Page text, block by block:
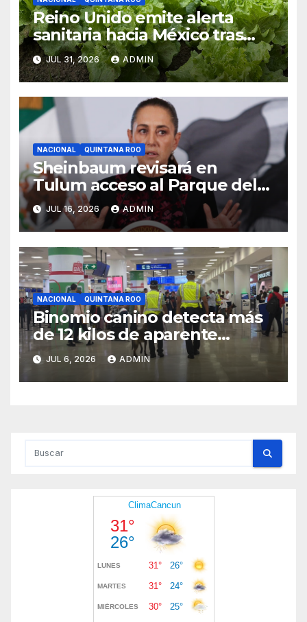
Reino Unido emite alerta
sanitaria hacia México tras
aumento de cuadros de
diarrea explosiva en turistas
JUL 31, 2026 ADMIN
NACIONAL QUINTANA ROO
Sheinbaum revisará en
Tulum acceso al Parque del
Jaguar, sargazo y Tren Maya
de carga
JUL 16, 2026 ADMIN
NACIONAL QUINTANA ROO
Binomio canino detecta más
de 12 kilos de aparente
cocaína en el Aeropuerto de
Cancún
JUL 6, 2026 ADMIN